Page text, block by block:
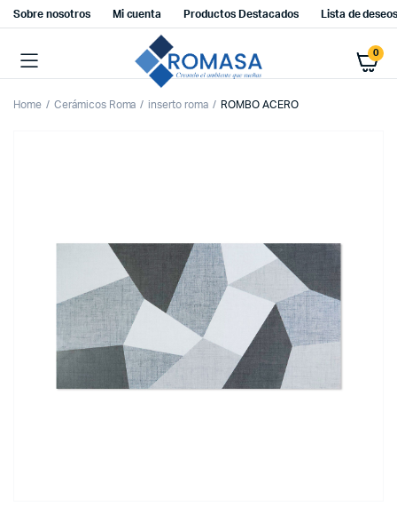
Sobre nosotros Mi cuenta Productos Destacados Lista de
0
Home Cerámicos Roma inserto roma ROMBO ACERO